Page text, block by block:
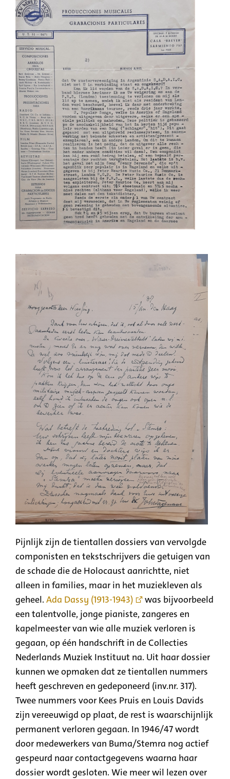
Pijnlijk zijn de tientallen dossiers van vervolgde
componisten en tekstschrijvers die getuigen van
de schade die de Holocaust aanrichtte, niet
alleen in families, maar in het muziekleven als
geheel. Ada Dassy (1913-1943)
was bijvoorbeeld
een talentvolle, jonge pianiste, zangeres en
kapelmeester van wie alle muziek verloren is
gegaan, op één handschrift in de Collecties
Nederlands Muziek Instituut na. Uit haar dossier
kunnen we opmaken dat ze tientallen nummers
heeft geschreven en gedeponeerd (inv.nr. 317).
Twee nummers voor Kees Pruis en Louis Davids
zijn vereeuwigd op plaat, de rest is waarschijnlijk
permanent verloren gegaan. In 1946/47 wordt
door medewerkers van Buma/Stemra nog actief
gespeurd naar contactgegevens waarna haar
dossier wordt gesloten. Wie meer wil lezen over